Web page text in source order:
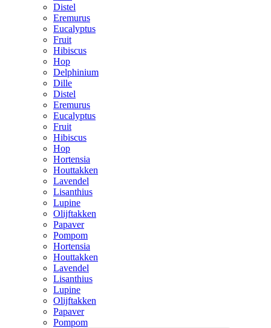
Distel
Eremurus
Eucalyptus
Fruit
Hibiscus
Hop
Delphinium
Dille
Distel
Eremurus
Eucalyptus
Fruit
Hibiscus
Hop
Hortensia
Houttakken
Lavendel
Lisanthius
Lupine
Olijftakken
Papaver
Pompom
Hortensia
Houttakken
Lavendel
Lisanthius
Lupine
Olijftakken
Papaver
Pompom